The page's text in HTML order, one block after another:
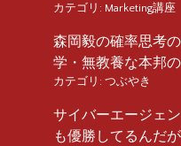
カテゴリ: Marketing講座
森岡毅の確率思考
学・無教養な本邦
カテゴリ: つぶやき
サイバーエージェ
も優勝してるんだ